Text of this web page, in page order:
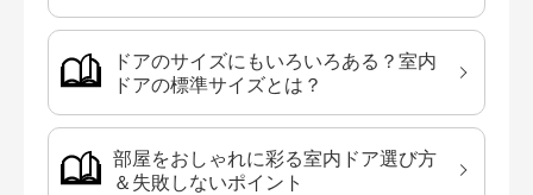
ドアのサイズにもいろいろある？室内
ドアの標準サイズとは？
部屋をおしゃれに彩る室内ドア選び方
＆失敗しないポイント